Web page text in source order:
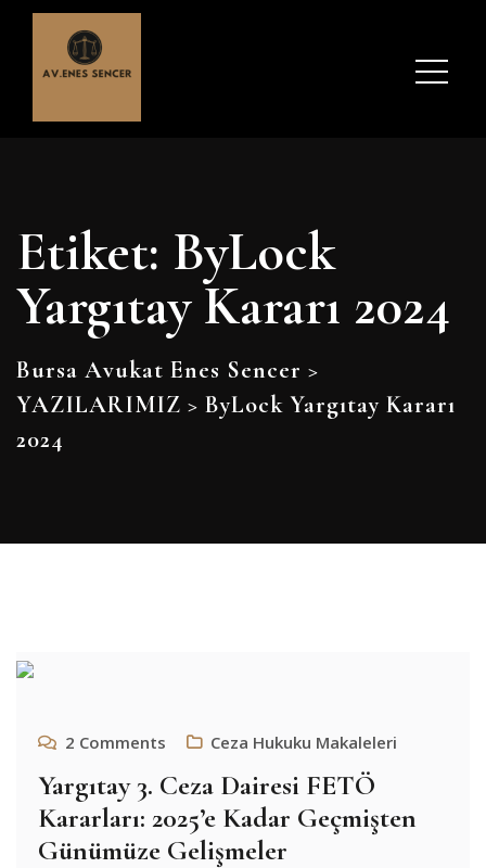
Etiket: ByLock
Yargıtay Kararı 2024
Bursa Avukat Enes Sencer >
YAZILARIMIZ > ByLock Yargıtay Kararı
2024
2 Comments Ceza Hukuku Makaleleri
Yargıtay 3. Ceza Dairesi FETÖ
Kararları: 2025’e Kadar Geçmişten
Günümüze Gelişmeler